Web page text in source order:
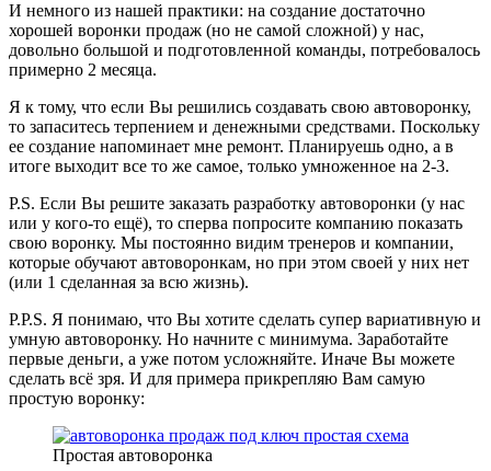
И немного из нашей практики: на создание достаточно
хорошей воронки продаж (но не самой сложной) у нас,
довольно большой и подготовленной команды, потребовалось
примерно 2 месяца.
Я к тому, что если Вы решились создавать свою автоворонку,
то запаситесь терпением и денежными средствами. Поскольку
ее создание напоминает мне ремонт. Планируешь одно, а в
итоге выходит все то же самое, только умноженное на 2-3.
P.S. Если Вы решите заказать разработку автоворонки (у нас
или у кого-то ещё), то сперва попросите компанию показать
свою воронку. Мы постоянно видим тренеров и компании,
которые обучают автоворонкам, но при этом своей у них нет
(или 1 сделанная за всю жизнь).
P.P.S. Я понимаю, что Вы хотите сделать супер вариативную и
умную автоворонку. Но начните с минимума. Заработайте
первые деньги, а уже потом усложняйте. Иначе Вы можете
сделать всё зря. И для примера прикрепляю Вам самую
простую воронку:
Простая автоворонка